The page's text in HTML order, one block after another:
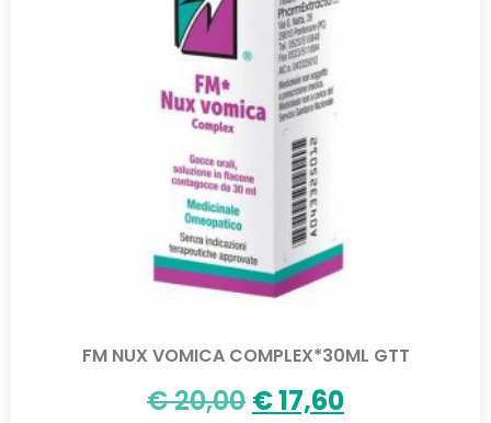
FM NUX VOMICA COMPLEX*30ML GTT
€20,00 €17,60